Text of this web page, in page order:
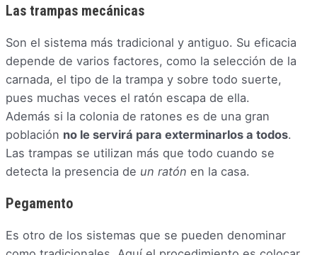
Las trampas mecánicas
Son el sistema más tradicional y antiguo. Su eficacia
depende de varios factores, como la selección de la
carnada, el tipo de la trampa y sobre todo suerte,
pues muchas veces el ratón escapa de ella.
Además si la colonia de ratones es de una gran
población no le servirá para exterminarlos a todos.
Las trampas se utilizan más que todo cuando se
detecta la presencia de un ratón en la casa.
Pegamento
Es otro de los sistemas que se pueden denominar